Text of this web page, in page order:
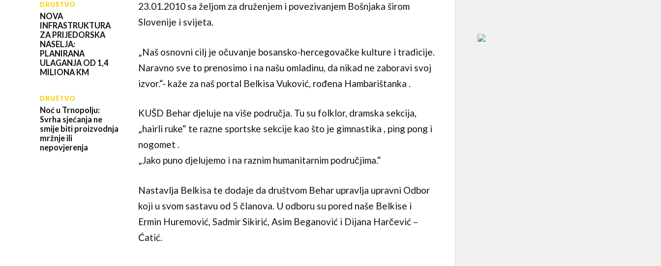
DRUŠTVO
NOVA
INFRASTRUKTURA
ZA PRIJEDORSKA
NASELJA:
PLANIRANA
ULAGANJA OD 1,4
MILIONA KM
DRUŠTVO
Noć u Trnopolju:
Svrha sjećanja ne
smije biti proizvodnja
mržnje ili
nepovjerenja
23.01.2010 sa željom za druženjem i povezivanjem Bošnjaka širom
Slovenije i svijeta.
„Naš osnovni cilj je očuvanje bosansko-hercegovačke kulture i tradicije.
Naravno sve to prenosimo i na našu omladinu, da nikad ne zaboravi svoj
izvor.“- kaže za naš portal Belkisa Vuković, rođena Hambarištanka .
KUŠD Behar djeluje na više područja. Tu su folklor, dramska sekcija,
„hairli ruke“ te razne sportske sekcije kao što je gimnastika , ping pong i
nogomet .
„Jako puno djelujemo i na raznim humanitarnim područjima.“
Nastavlja Belkisa te dodaje da društvom Behar upravlja upravni Odbor
koji u svom sastavu od 5 članova. U odboru su pored naše Belkise i
Ermin Huremović, Sadmir Sikirić, Asim Beganović i Dijana Harčević –
Ćatić.